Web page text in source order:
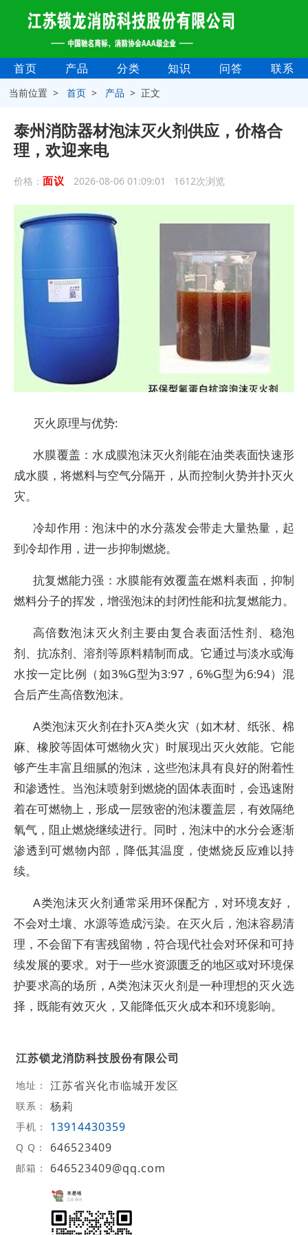
首页 产品 分类 知识 问答 联系
当前位置 >首页 > 产品 > 正文
泰州消防器材泡沫灭火剂供应，价格合
理，欢迎来电
价格： 面议 2026-08-06 01:09:01 1612次浏览
灭火原理与优势:
水膜覆盖：水成膜泡沫灭火剂能在油类表面快速形
成水膜，将燃料与空气分隔开，从而控制火势并扑灭火
灾。
冷却作用：泡沫中的水分蒸发会带走大量热量，起
到冷却作用，进一步抑制燃烧。
抗复燃能力强：水膜能有效覆盖在燃料表面，抑制
燃料分子的挥发，增强泡沫的封闭性能和抗复燃能力。
高倍数泡沫灭火剂主要由复合表面活性剂、稳泡
剂、抗冻剂、溶剂等原料精制而成。它通过与淡水或海
水按一定比例（如3%G型为3∶97，6%G型为6∶94）混
合后产生高倍数泡沫。
A类泡沫灭火剂在扑灭A类火灾（如木材、纸张、棉
麻、橡胶等固体可燃物火灾）时展现出灭火效能。它能
够产生丰富且细腻的泡沫，这些泡沫具有良好的附着性
和渗透性。当泡沫喷射到燃烧的固体表面时，会迅速附
着在可燃物上，形成一层致密的泡沫覆盖层，有效隔绝
氧气，阻止燃烧继续进行。同时，泡沫中的水分会逐渐
渗透到可燃物内部，降低其温度，使燃烧反应难以持
续。
A类泡沫灭火剂通常采用环保配方，对环境友好，
不会对土壤、水源等造成污染。在灭火后，泡沫容易清
理，不会留下有害残留物，符合现代社会对环保和可持
续发展的要求。对于一些水资源匮乏的地区或对环境保
护要求高的场所，A类泡沫灭火剂是一种理想的灭火选
择，既能有效灭火，又能降低灭火成本和环境影响。
江苏锁龙消防科技股份有限公司
地址： 江苏省兴化市临城开发区
联系： 杨莉
手机： 13914430359
Q Q： 646523409
邮箱： 646523409@qq.com